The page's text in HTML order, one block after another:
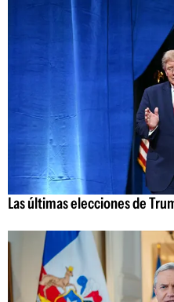
Las últimas elecciones de